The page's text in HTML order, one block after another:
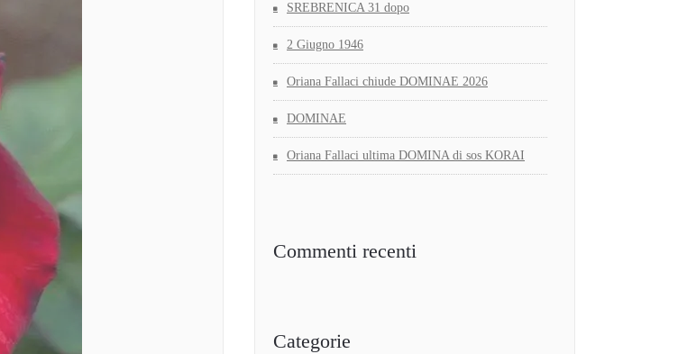
SREBRENICA 31 dopo
2 Giugno 1946
Oriana Fallaci chiude DOMINAE 2026
DOMINAE
Oriana Fallaci ultima DOMINA di sos KORAI
Commenti recenti
Categorie